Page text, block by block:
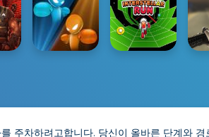
주차하려고합니다. 당신이 올바른 단계와 경